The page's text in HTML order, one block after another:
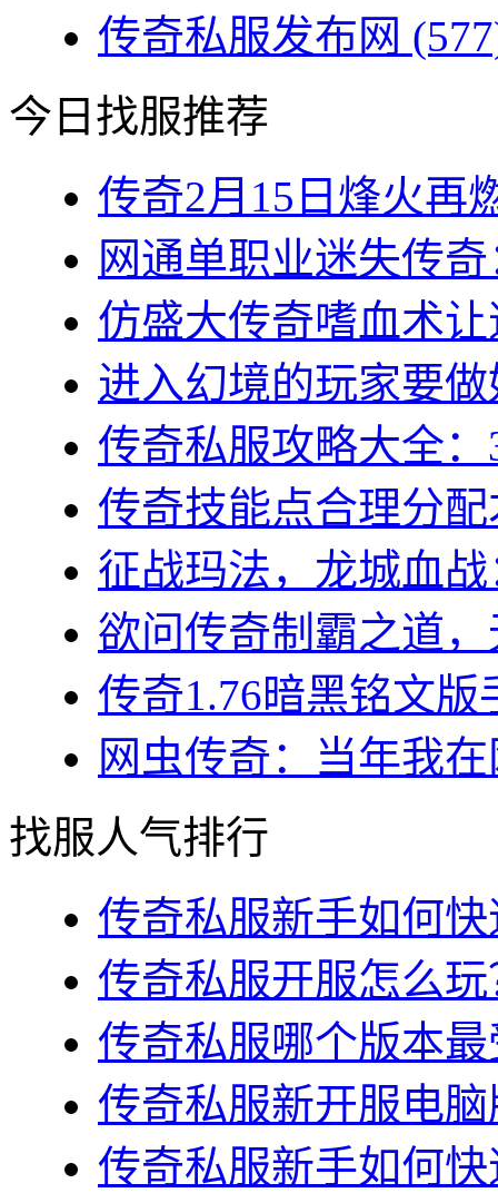
传奇私服发布网
今日找服推荐
传奇2月15日烽火再
网通单职业迷失传
仿盛大传奇嗜血术
进入幻境的玩家要
传奇私服攻略大全
传奇技能点合理分
征战玛法，龙城血
欲问传奇制霸之道
传奇1.76暗黑铭文
网虫传奇：当年我
找服人气排行
传奇私服新手如何
传奇私服开服怎么
传奇私服哪个版本
传奇私服新开服电
传奇私服新手如何